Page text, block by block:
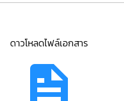
ดาวโหลดไฟล์เอกสาร